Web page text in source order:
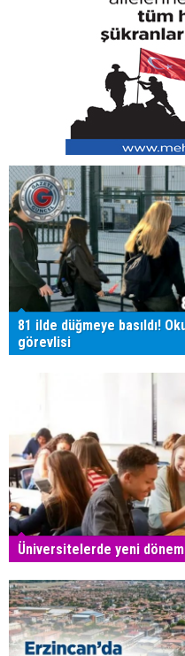
81 ilde düğmeye basıldı!
görevlisi
Üniversitelerde yeni dönem